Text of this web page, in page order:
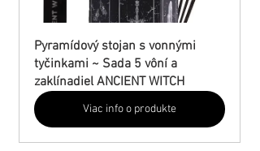
Pyramídový stojan s vonnými
tyčinkami ~ Sada 5 vôní a
zaklínadiel ANCIENT WITCH
Viac info o produkte